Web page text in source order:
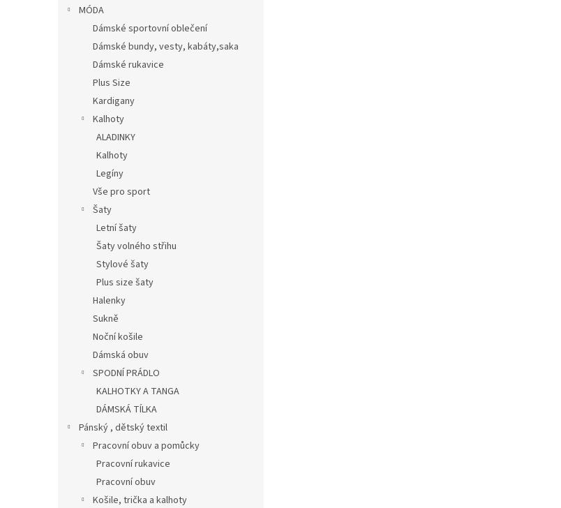
MÓDA
Dámské sportovní oblečení
Dámské bundy, vesty, kabáty,saka
Dámské rukavice
Plus Size
Kardigany
Kalhoty
ALADINKY
Kalhoty
Legíny
Vše pro sport
Šaty
Letní šaty
Šaty volného střihu
Stylové šaty
Plus size šaty
Halenky
Sukně
Noční košile
Dámská obuv
SPODNÍ PRÁDLO
KALHOTKY A TANGA
DÁMSKÁ TÍLKA
Pánský , dětský textil
Pracovní obuv a pomůcky
Pracovní rukavice
Pracovní obuv
Košile, trička a kalhoty